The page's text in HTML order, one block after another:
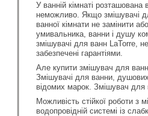
У ванній кімнаті
неможливо. Якщо змішувачі
ванної кімнати не замінити
умивальника, ванни і душу
змішувачі для ванн LaTorre,
забезпечені гарантіями.
Але купити змішувач для
Змішувачі для ванни,
відомих марок. Змішувач для
Можливість стійкої роботи
водопровідній системі із